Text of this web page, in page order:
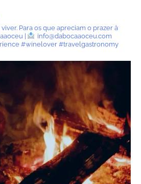
Para os que apreciam o prazer à
|
info@dabocaaoceu.com
#winelover #travelgastronomy